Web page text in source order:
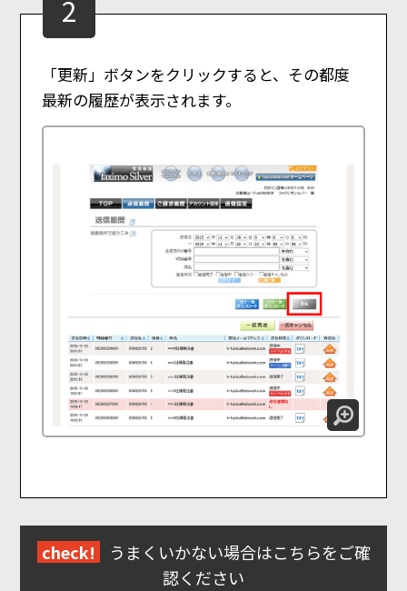
2
「更新」ボタンをクリックすると、その都度
最新の履歴が表示されます。
check!
うまくいかない場合はこちらをご確
認ください